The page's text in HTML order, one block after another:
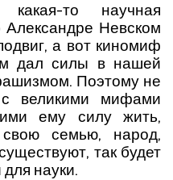
то научная
Александре Невском
а вот киномиф
дал силы в нашей
Поэтому не
великими мифами
ему силу жить,
свою семью, народ,
так будет
науки.